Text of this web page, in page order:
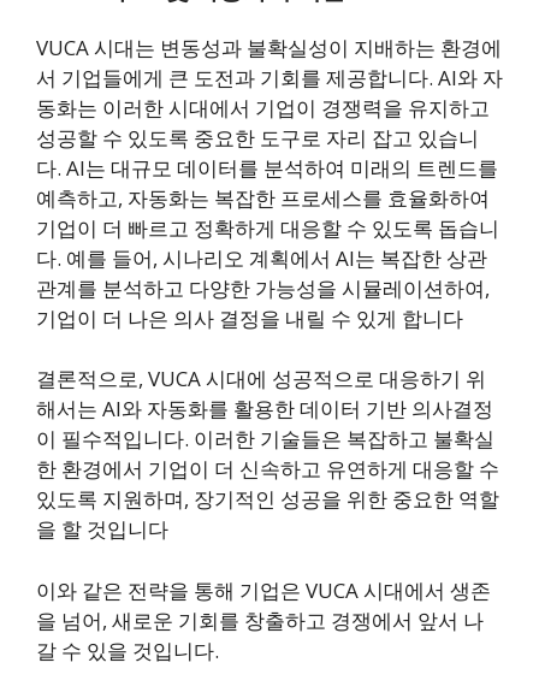
VUCA 시대는 변동성과 불확실성이 지배하는 환경에
서 기업들에게 큰 도전과 기회를 제공합니다. AI와 자
동화는 이러한 시대에서 기업이 경쟁력을 유지하고
성공할 수 있도록 중요한 도구로 자리 잡고 있습니
다. AI는 대규모 데이터를 분석하여 미래의 트렌드를
예측하고, 자동화는 복잡한 프로세스를 효율화하여
기업이 더 빠르고 정확하게 대응할 수 있도록 돕습니
다. 예를 들어, 시나리오 계획에서 AI는 복잡한 상관
관계를 분석하고 다양한 가능성을 시뮬레이션하여,
기업이 더 나은 의사 결정을 내릴 수 있게 합니다​
결론적으로, VUCA 시대에 성공적으로 대응하기 위
해서는 AI와 자동화를 활용한 데이터 기반 의사결정
이 필수적입니다. 이러한 기술들은 복잡하고 불확실
한 환경에서 기업이 더 신속하고 유연하게 대응할 수
있도록 지원하며, 장기적인 성공을 위한 중요한 역할
을 할 것입니다​
이와 같은 전략을 통해 기업은 VUCA 시대에서 생존
을 넘어, 새로운 기회를 창출하고 경쟁에서 앞서 나
갈 수 있을 것입니다.